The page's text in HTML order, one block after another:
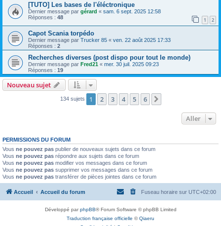
[TUTO] Les bases de l'éléctronique
Dernier message par gérard « sam. 6 sept. 2025 12:58
Réponses : 48 1 2
Capot Scania torpédo
Dernier message par Trucker 85 « ven. 22 août 2025 17:33
Réponses : 2
Recherches diverses (post dispo pour tout le monde)
Dernier message par Fred21 « mer. 30 juil. 2025 09:23
Réponses : 19
Nouveau sujet
134 sujets 1 2 3 4 5 6
Aller
PERMISSIONS DU FORUM
Vous ne pouvez pas publier de nouveaux sujets dans ce forum
Vous ne pouvez pas répondre aux sujets dans ce forum
Vous ne pouvez pas modifier vos messages dans ce forum
Vous ne pouvez pas supprimer vos messages dans ce forum
Vous ne pouvez pas transférer de pièces jointes dans ce forum
Accueil Accueil du forum Fuseau horaire sur UTC+02:00
Développé parphpBB® Forum Software © phpBB Limited
Traduction française officielle ©Qiaeru